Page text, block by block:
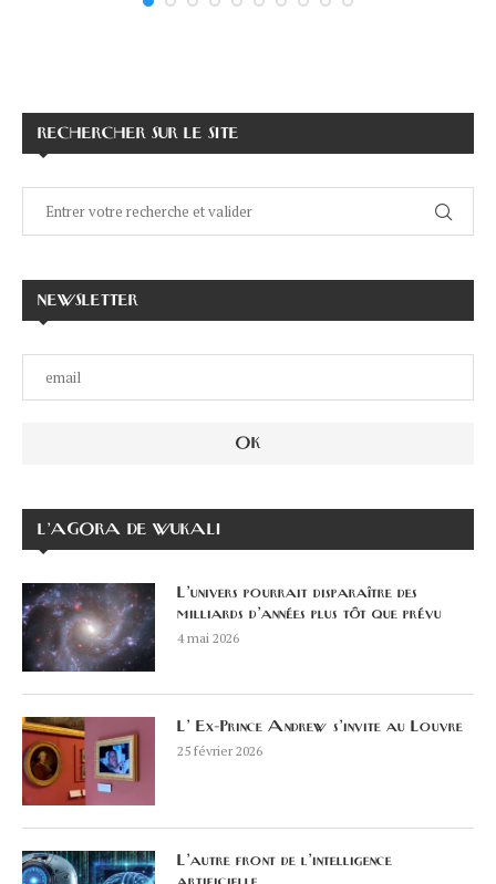
RECHERCHER SUR LE SITE
NEWSLETTER
L’AGORA DE WUKALI
L’univers pourrait disparaître des
milliards d’années plus tôt que prévu
4 mai 2026
L’ Ex-Prince Andrew s’invite au Louvre
25 février 2026
L’autre front de l’intelligence